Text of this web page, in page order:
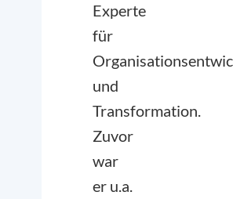
Experte
für
und
Transformation.
Zuvor
war
er u.a.